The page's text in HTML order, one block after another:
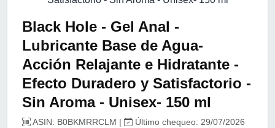
Black Hole - Gel Anal -
Lubricante Base de Agua-
Acción Relajante e Hidratante -
Efecto Duradero y Satisfactorio -
Sin Aroma - Unisex- 150 ml
ASIN: B0BKMRRCLM |
Último chequeo: 29/07/2026